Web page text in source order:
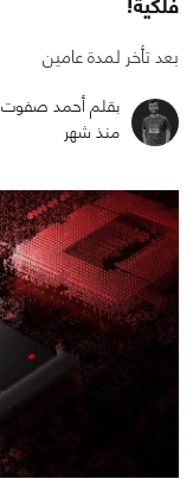
بعد تأخر لمدة عامين
بقلم أحمد صفوت
منذ شهر